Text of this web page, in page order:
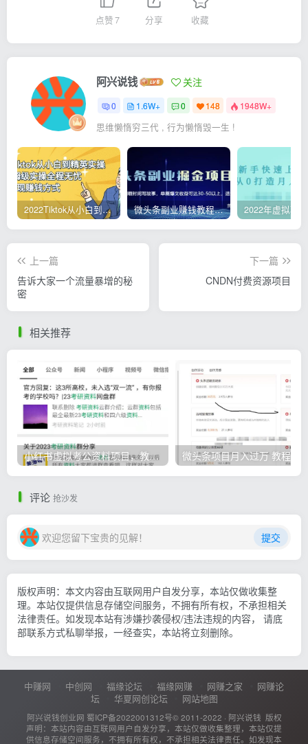
点赞7 分享 收藏
阿兴说钱 关注
0 1.6W+ 0 148 1948W+
思维懒惰穷三代 , 行为懒惰毁一生 !
2022Tiktok从小白到精英实操，0-1保姆级实操全程无忧，多种变现赚钱方式 微头条副业赚钱教程，项目单号单天做到50-100+收益
上一篇
告诉大家一个流量暴增的秘
密
下一篇
CNDN付费资源项目
相关推荐
小红书虚拟考公资料项目，教资项目轻松月入过万的核心玩法
评论 抢沙发
欢迎您留下宝贵的见解！ 提交
版权声明：本文内容由互联网用户自发分享，本站仅做收集整
理。本站仅提供信息存储空间服务，不拥有所有权，不承担相关
法律责任。如发现本站有涉嫌抄袭侵权/违法违规的内容， 请底
部联系方式私聊举报，一经查实，本站将立刻删除。
中赚网 中创网 福缘论坛 福缘网赚 网赚之家
网赚论
坛
华夏网创论坛 网站地图
阿兴说钱创业网 蜀ICP备2022001312号© 2011-2022 · 阿兴说钱 版权
声明：本站内容由互联网用户自发分享，本站仅做收集整理，本站仅提
供信息存储空间服务，不拥有所有权，不承担相关法律责任。如发现本